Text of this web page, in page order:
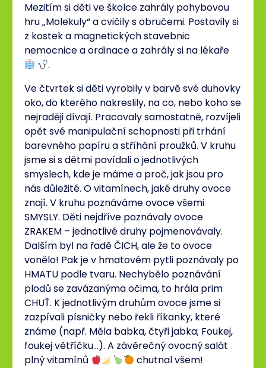
Mezitím si děti ve školce zahrály pohybovou
hru „Molekuly“ a cvičily s obručemi. Postavily si
z kostek a magnetických stavebnic
nemocnice a ordinace a zahrály si na lékaře
.
Ve čtvrtek si děti vyrobily v barvě své duhovky
oko, do kterého nakreslily, na co, nebo koho se
nejraději dívají. Pracovaly samostatně, rozvíjeli
opět své manipulační schopnosti při trhání
barevného papíru a stříhání proužků. V kruhu
jsme si s dětmi povídali o jednotlivých
smyslech, kde je máme a proč, jak jsou pro
nás důležité. O vitamínech, jaké druhy ovoce
znají. V kruhu poznáváme ovoce všemi
SMYSLY. Děti nejdříve poznávaly ovoce
ZRAKEM – jednotlivé druhy pojmenovávaly.
Dalším byl na řadě ČICH, ale že to ovoce
vonělo! Pak je v hmatovém pytli poznávaly po
HMATU podle tvaru. Nechybělo poznávání
plodů se zavázanýma očima, to hrála prim
CHUŤ. K jednotlivým druhům ovoce jsme si
zazpívali písničky nebo řekli říkanky, které
známe (např. Měla babka, čtyři jabka; Foukej,
foukej větříčku…). A závěrečný ovocný salát
plný vitamínů
chutnal všem!